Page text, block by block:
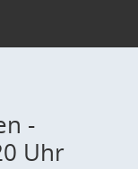
-
Uhr